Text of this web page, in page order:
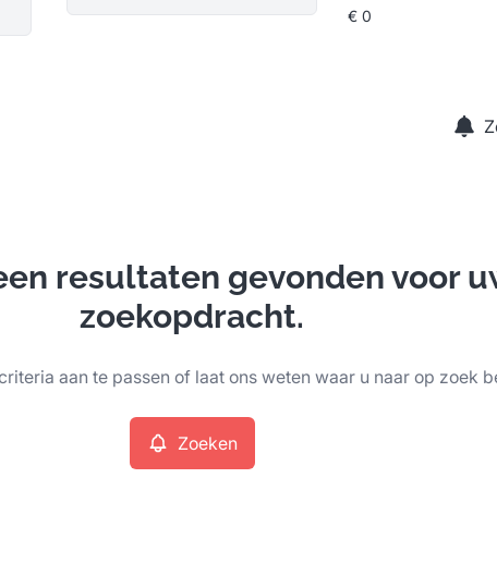
resultaten gevonden voor
zoekopdracht.
aan te passen of laat ons weten waar u naar op zoek
Zoeken